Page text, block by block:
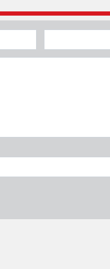
محفوظ است. استفاده از